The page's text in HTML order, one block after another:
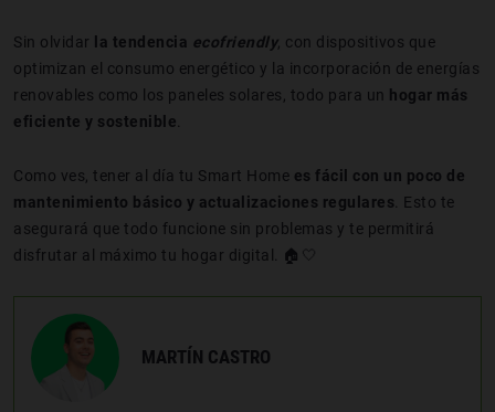
Sin olvidar la tendencia ecofriendly, con dispositivos que
optimizan el consumo energético y la incorporación de energías
renovables como los paneles solares, todo para un hogar más
eficiente y sostenible
Como ves, tener al día tu Smart Home es fácil con un poco de
mantenimiento básico y actualizaciones regulares . Esto te
asegurará que todo funcione sin problemas y te permitirá
disfrutar al máximo tu hogar digital. 🏠🤍
MARTÍN CASTRO